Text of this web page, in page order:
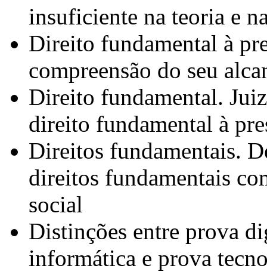
insuficiente na teoria e
Direito fundamental à
compreensão do seu
Direito fundamental.
direito fundamental à
Direitos fundamentais.
direitos fundamentais
social
Distinções entre prova
informática e prova